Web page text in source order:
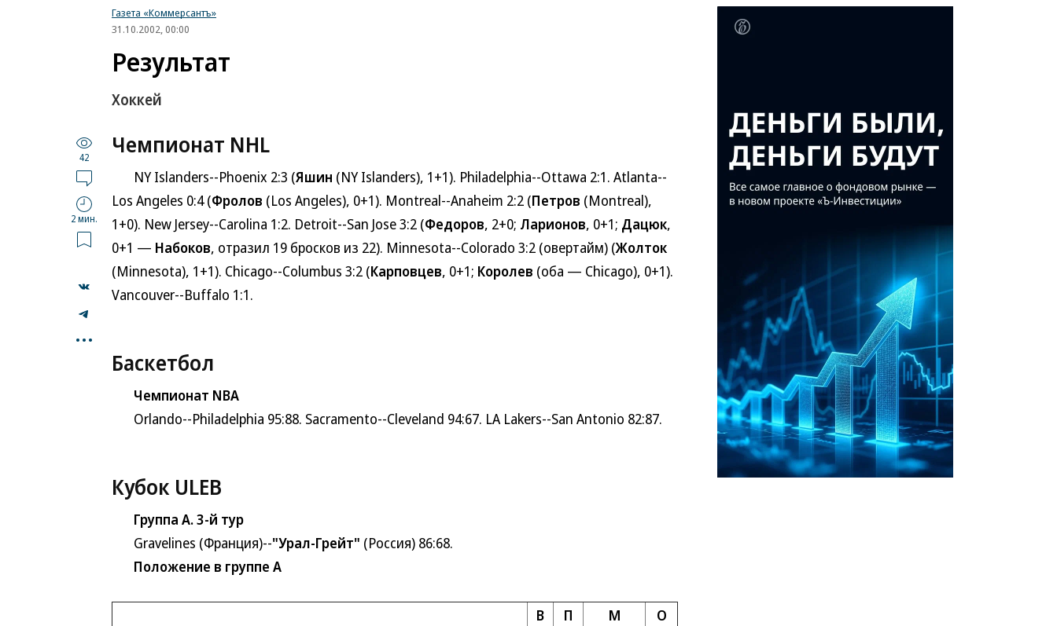
Газета «Коммерсантъ»
31.10.2002, 00:00
Результат
Хоккей
42
2 мин.
...
Чемпионат NHL
NY Islanders--Phoenix 2:3 (Яшин (NY Islanders), 1+1). Philadelphia--Ottawa 2:1. Atlanta--
Los Angeles 0:4 (Фролов (Los Angeles), 0+1). Montreal--Anaheim 2:2 (Петров (Montreal),
1+0). New Jersey--Carolina 1:2. Detroit--San Jose 3:2 (Федоров, 2+0; Ларионов, 0+1; Дацюк,
0+1 — Набоков, отразил 19 бросков из 22). Minnesota--Colorado 3:2 (овертайм) (Жолток
(Minnesota), 1+1). Chicago--Columbus 3:2 (Карповцев, 0+1; Королев (оба — Chicago), 0+1).
Vancouver--Buffalo 1:1.
Баскетбол
Чемпионат NBA
Orlando--Philadelphia 95:88. Sacramento--Cleveland 94:67. LA Lakers--San Antonio 82:87.
Кубок ULEB
Группа A. 3-й тур
Gravelines (Франция)--"Урал-Грейт" (Россия) 86:68.
Положение в группе A
В П М
О